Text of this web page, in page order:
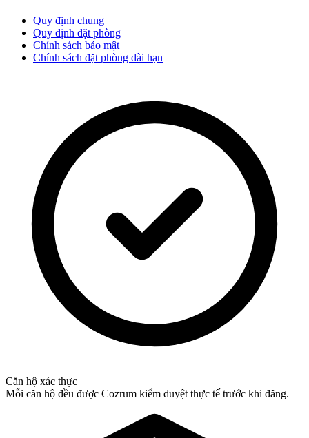
Quy định chung
Quy định đặt phòng
Chính sách bảo mật
Chính sách đặt phòng dài hạn
Căn hộ xác thực
Mỗi căn hộ đều được Cozrum kiểm duyệt thực tế trước khi đăng.